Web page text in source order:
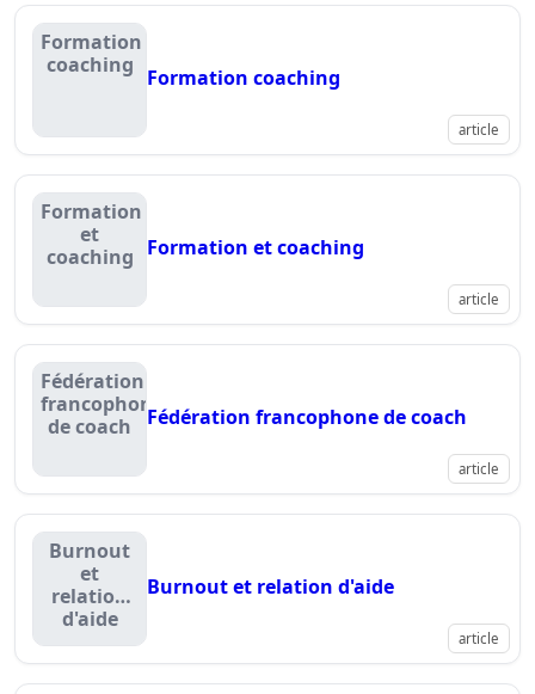
Formation
coaching Formation coaching
article
Formation
et
coaching Formation et coaching
article
Fédération
francophone
de coach
Fédération francophone de coach
article
Burnout
et
relation
d'aide
Burnout et relation d'aide
article